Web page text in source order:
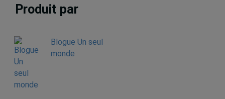
Produit par
Blogue Un seul
monde